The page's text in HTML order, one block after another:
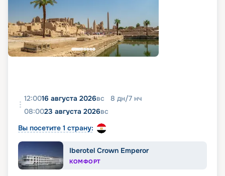
12:0016 августа 2026вс 8 дн/7 нч
08:0023 августа 2026вс
Вы посетите 1 страну:
Iberotel Crown Emperor
КОМФОРТ